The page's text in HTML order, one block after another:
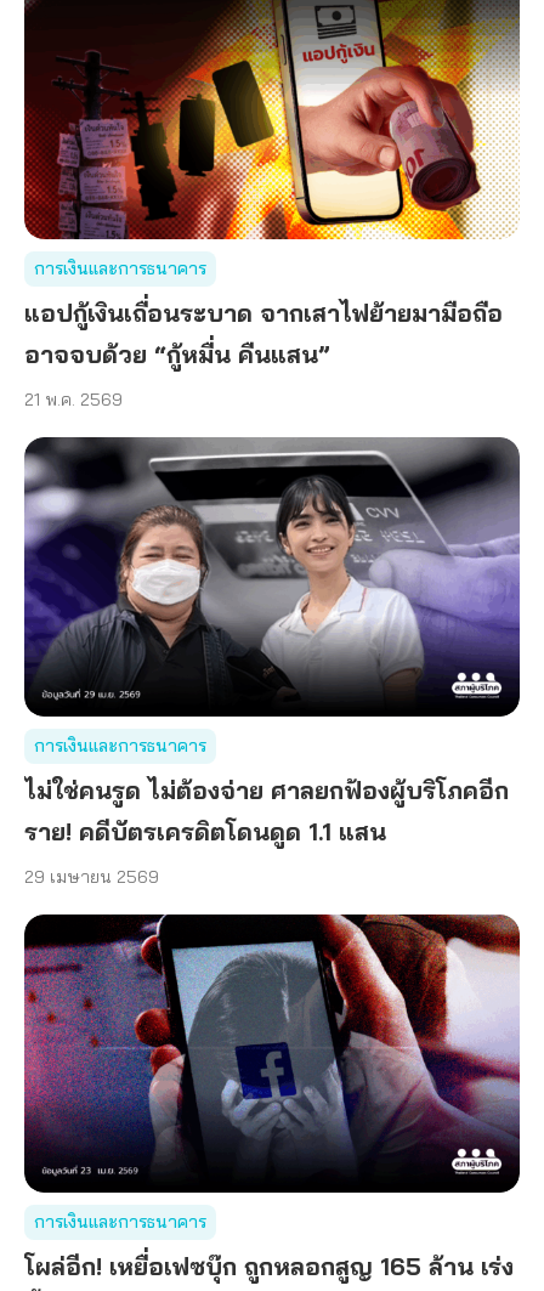
การเงินและการธนาคาร
แอปกู้เงินเถื่อนระบาด จากเสาไฟย้ายมามือถือ
อาจจบด้วย “กู้หมื่น คืนแสน”
21 พ.ค. 2569
การเงินและการธนาคาร
ไม่ใช่คนรูด ไม่ต้องจ่าย ศาลยกฟ้องผู้บริโภคอีก
ราย! คดีบัตรเครดิตโดนดูด 1.1 แสน
29 เมษายน 2569
การเงินและการธนาคาร
โผล่อีก! เหยื่อเฟซบุ๊ก ถูกหลอกสูญ 165 ล้าน เร่ง